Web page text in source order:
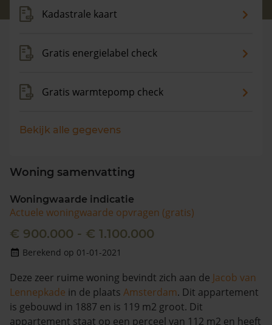
Kadastrale kaart
Gratis energielabel check
Gratis warmtepomp check
Bekijk alle gegevens
Woning samenvatting
Woningwaarde indicatie
Actuele woningwaarde opvragen (gratis)
€ 900.000 - € 1.100.000
Berekend op 01-01-2021
Deze zeer ruime woning bevindt zich aan de Jacob van
Lennepkade in de plaats Amsterdam. Dit appartement
is gebouwd in 1887 en is 119 m2 groot. Dit
appartement staat op een perceel van 112 m2 en heeft